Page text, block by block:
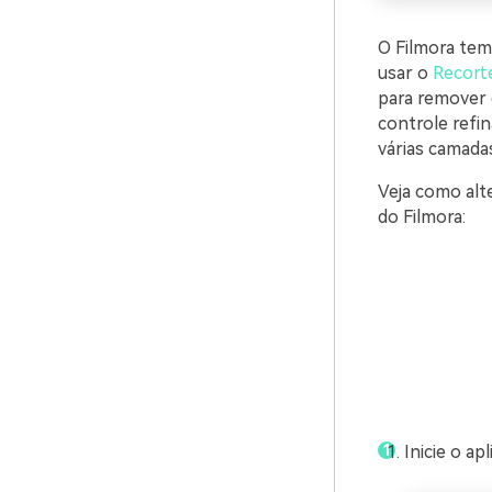
O Filmora
usar o
para
controle
várias
Veja como
do Filmora:
Inicie o